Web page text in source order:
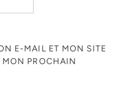
E-MAIL ET MON SITE
MON PROCHAIN